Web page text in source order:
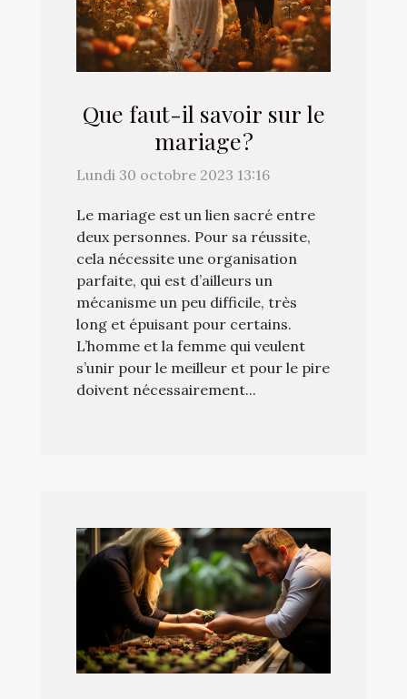
Que faut-il savoir sur le
mariage ?
Lundi 30 octobre 2023 13:16
Le mariage est un lien sacré entre
deux personnes. Pour sa réussite,
cela nécessite une organisation
parfaite, qui est d’ailleurs un
mécanisme un peu difficile, très
long et épuisant pour certains.
L’homme et la femme qui veulent
s’unir pour le meilleur et pour le pire
doivent nécessairement...